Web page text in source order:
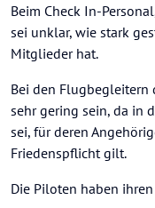
Beim Check In-
sei unklar, wie stark
Mitglieder hat.
Bei den
sehr gering sein, da in
sei, für deren
Friedenspflicht gilt.
Die Piloten haben